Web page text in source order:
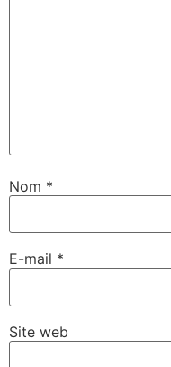
Nom *
E-mail *
Site web